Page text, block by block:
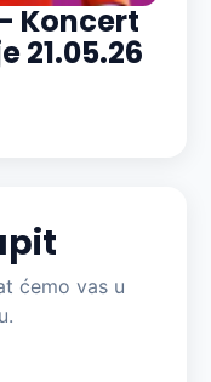
Koncert
21.05.26
ćemo vas u